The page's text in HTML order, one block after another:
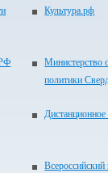
Культура.рф
Министерство
политики